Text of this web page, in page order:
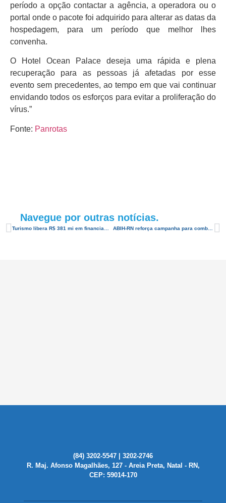
período a opção contactar a agência, a operadora ou o
portal onde o pacote foi adquirido para alterar as datas da
hospedagem, para um período que melhor lhes
convenha.
O Hotel Ocean Palace deseja uma rápida e plena
recuperação para as pessoas já afetadas por esse
evento sem precedentes, ao tempo em que vai continuar
envidando todos os esforços para evitar a proliferação do
vírus.”
Fonte: Panrotas
Navegue por outras notícias.
ABIH-RN reforça campanha para combater o coronavirus na hotelaria
(84) 3202-5547 | 3202-2746
R. Maj. Afonso Magalhães, 127 - Areia Preta, Natal - RN,
CEP: 59014-170